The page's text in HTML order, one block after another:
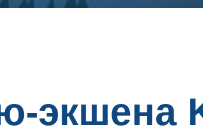
экшена